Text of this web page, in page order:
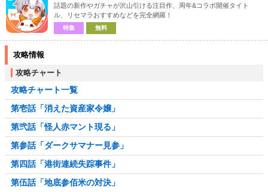
話題の新作やガチャが沢山引ける注目作、周年&コラボ開催タイト
ル、リセマラおすすめなどを完全網羅！
特集 無料
攻略情報
攻略チャート
攻略チャート一覧
第壱話「消えた資産家令嬢」
第弐話「怪人赤マント現る」
第参話「ダークサマナー見参」
第四話「港街連続失踪事件」
第伍話「地底参佰米の対決」